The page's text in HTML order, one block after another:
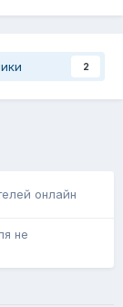
2
онлайн
не